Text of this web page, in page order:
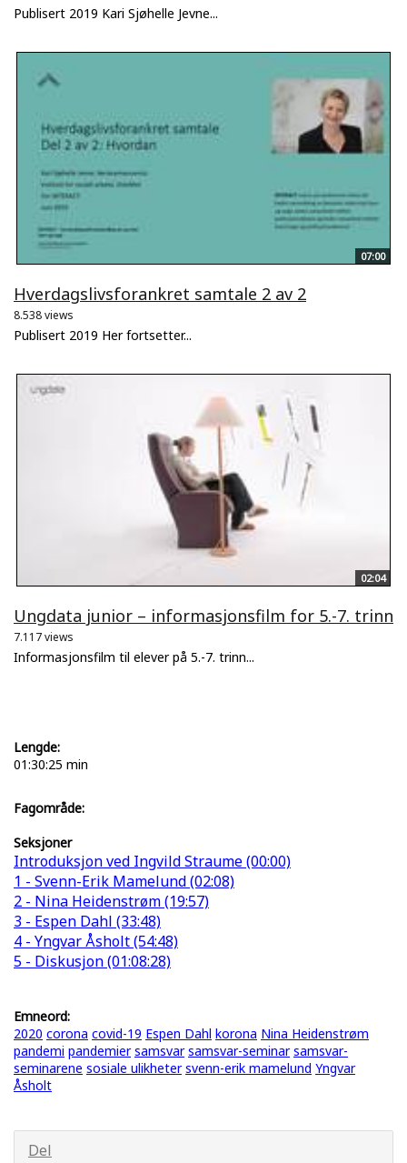
Publisert 2019 Kari Sjøhelle Jevne...
07:00
Hverdagslivsforankret samtale 2 av 2
8.538 views
Publisert 2019 Her fortsetter...
02:04
Ungdata junior – informasjonsfilm for 5.-7. trinn
7.117 views
Informasjonsfilm til elever på 5.-7. trinn...
Lengde:
01:30:25 min
Fagområde:
Seksjoner
Introduksjon ved Ingvild Straume (00:00)
1 - Svenn-Erik Mamelund (02:08)
2 - Nina Heidenstrøm (19:57)
3 - Espen Dahl (33:48)
4 - Yngvar Åsholt (54:48)
5 - Diskusjon (01:08:28)
Emneord:
2020 corona covid-19 Espen Dahl korona Nina Heidenstrøm
pandemi pandemier samsvar samsvar-seminar samsvar-
seminarene sosiale ulikheter svenn-erik mamelund Yngvar
Åsholt
Del